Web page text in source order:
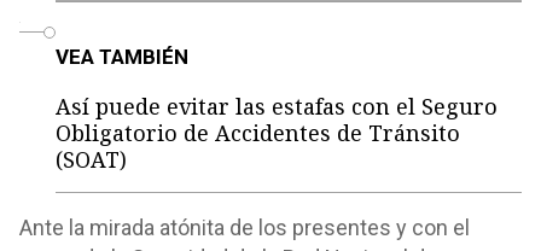
VEA TAMBIÉN
Así puede evitar las estafas con el Seguro
Obligatorio de Accidentes de Tránsito
(SOAT)
Ante la mirada atónita de los presentes y con el